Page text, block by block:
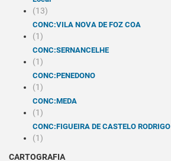
(13)
CONC:VILA NOVA DE FOZ COA
(1)
CONC:SERNANCELHE
(1)
CONC:PENEDONO
(1)
CONC:MEDA
(1)
CONC:FIGUEIRA DE CASTELO RODRIGO
(1)
CARTOGRAFIA